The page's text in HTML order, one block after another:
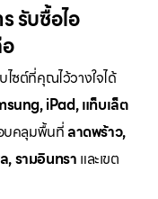
รับซื้อไอ
ไซต์ที่คุณไว้วางใจได้
iPad, แท็บเล็ต
บคลุมพื้นที่ลาดพร้าว,
, รามอินทรา และเขต